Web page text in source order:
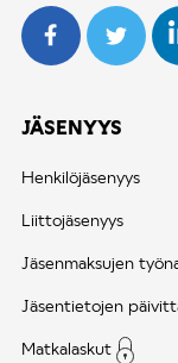
JÄSENYYS
Henkilöjäsenyys
Liittojäsenyys
Jäsenmaksujen
Jäsentietojen
Matkalaskut